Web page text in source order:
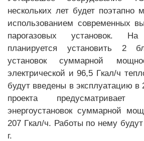
нескольких лет будет поэтапно
использованием современных
парогазовых установок.
планируется установить 2
установок суммарной
электрической и 96,5 Гкал/ч
будут введены в эксплуатацию в
проекта
энергоустановок суммарной
207 Гкал/ч. Работы по нему
г.